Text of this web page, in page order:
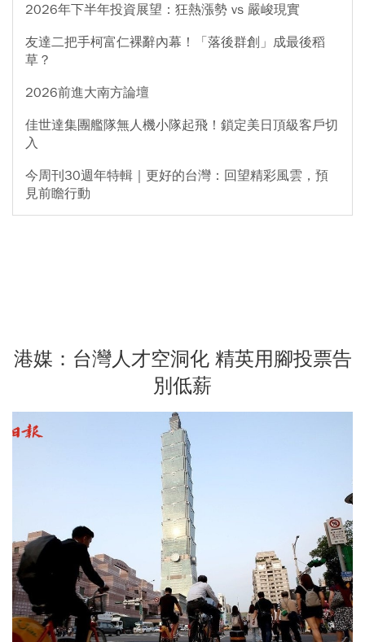
2026年下半年投資展望：狂熱漲勢 vs 嚴峻現實
友達二把手柯富仁裸辭內幕！「落後群創」成最後稻
草？
2026前進大南方論壇
佳世達集團艦隊無人機小隊起飛！鎖定美日頂級客戶切
入
今周刊30週年特輯｜更好的台灣：回望精彩風雲，預
見前瞻行動
港媒：台灣人才空洞化 精英用腳投票告
別低薪